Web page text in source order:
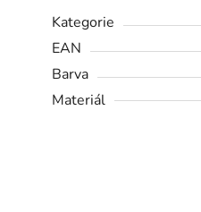
Kategorie
EAN
Barva
Materiál